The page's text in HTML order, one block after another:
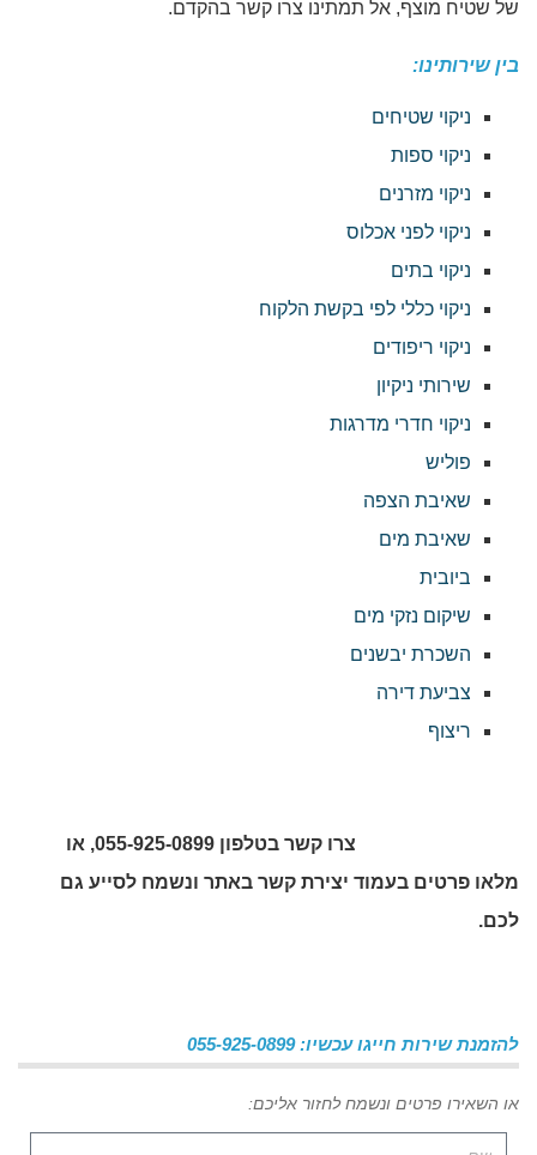
של שטיח מוצף, אל תמתינו צרו קשר בהקדם.
בין שירותינו:
ניקוי שטיחים
ניקוי ספות
ניקוי מזרנים
ניקוי לפני אכלוס
ניקוי בתים
ניקוי כללי לפי בקשת הלקוח
ניקוי ריפודים
שירותי ניקיון
ניקוי חדרי מדרגות
פוליש
שאיבת הצפה
שאיבת מים
ביובית
שיקום נזקי מים
השכרת יבשנים
צביעת דירה
ריצוף
צרו קשר בטלפון 055-925-0899, או
מלאו פרטים בעמוד יצירת קשר באתר ונשמח לסייע גם
לכם.
להזמנת שירות חייגו עכשיו: 055-925-0899
או השאירו פרטים ונשמח לחזור אליכם: